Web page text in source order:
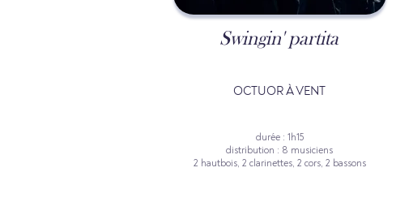
Swingin' partita
OCTUOR À VENT
durée : 1h15
distribution : 8 musiciens
2 hautbois, 2 clarinettes, 2 cors, 2 bassons